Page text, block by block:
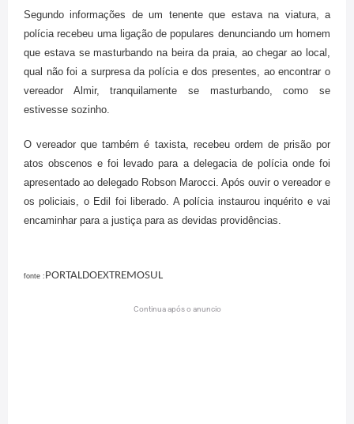
Segundo informações de um tenente que estava na viatura, a
polícia recebeu uma ligação de populares denunciando um homem
que estava se masturbando na beira da praia, ao chegar ao local,
qual não foi a surpresa da polícia e dos presentes, ao encontrar o
vereador Almir, tranquilamente se masturbando, como se
estivesse sozinho.
O vereador que também é taxista, recebeu ordem de prisão por
atos obscenos e foi levado para a delegacia de polícia onde foi
apresentado ao delegado Robson Marocci. Após ouvir o vereador e
os policiais, o Edil foi liberado. A polícia instaurou inquérito e vai
encaminhar para a justiça para as devidas providências.
fonte : PORTALDOEXTREMOSUL
Continua após o anuncio